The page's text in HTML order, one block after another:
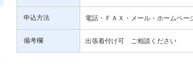
申込方法 電話・ＦＡＸ・メール・ホームペー
備考欄 出張着付け可 ご相談ください